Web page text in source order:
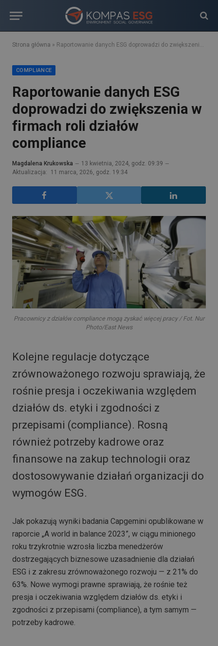
Strona główna » Raportowanie danych ESG doprowadzi do zwiększenia w firmach roli działów compliance
COMPLIANCE
Raportowanie danych ESG
doprowadzi do zwiększenia w
firmach roli działów
compliance
Magdalena Krukowska
13 kwietnia, 2024, godz. 09:39
Aktualizacja:
11 marca, 2026, godz. 19:34
Pracownicy z działów compliance mogą zyskać więcej pracy / Fot. Nur
Photo/East News
Kolejne regulacje dotyczące
zrównoważonego rozwoju sprawiają, że
rośnie presja i oczekiwania względem
działów ds. etyki i zgodności z
przepisami (compliance). Rosną
również potrzeby kadrowe oraz
finansowe na zakup technologii oraz
dostosowywanie działań organizacji do
wymogów ESG.
Jak pokazują wyniki badania Capgemini opublikowane w
raporcie „A world in balance 2023”, w ciągu minionego
roku trzykrotnie wzrosła liczba menedżerów
dostrzegających biznesowe uzasadnienie dla działań
ESG i z zakresu zrównoważonego rozwoju — z 21% do
63%. Nowe wymogi prawne sprawiają, że rośnie też
presja i oczekiwania względem działów ds. etyki i
zgodności z przepisami (compliance), a tym samym —
potrzeby kadrowe.